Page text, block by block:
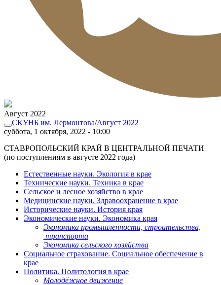
Август 2022
СКУНБ им. Лермонтова/Август 2022
суббота, 1 октября, 2022 - 10:00
СТАВРОПОЛЬСКИЙ КРАЙ В ЦЕНТРАЛЬНОЙ ПЕЧАТИ
(по поступлениям в августе 2022 года)
Естественные науки. Экология в крае
Технические науки. Техника в крае
Сельское и лесное хозяйство в крае
Медицинские науки. Здравоохранение в крае
Исторические науки. История края
Экономические науки. Экономика края
Экономика промышленности, строительства,
транспорта
Экономика сельского хозяйства
Социальное страхование. Социальное обеспечение в
крае
Политика. Политология в крае
Молодёжное движение